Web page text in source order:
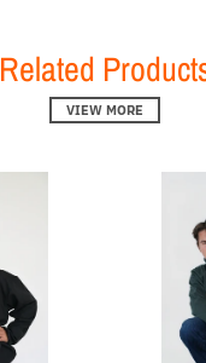
Related
VIEW MORE